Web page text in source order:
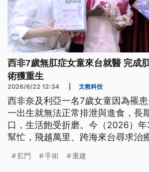
西非7歲無肛症女童來台就醫 完成
術獲重生
2026/6/22 12:34 文教科技
西非奈及利亞一名7歲女童因為罹患
一出生就無法正常排泄與進食，長
口，生活飽受折磨。今（2026）
幫忙，飛越萬里、跨海來台尋求治
會。
肛門 手術 重建